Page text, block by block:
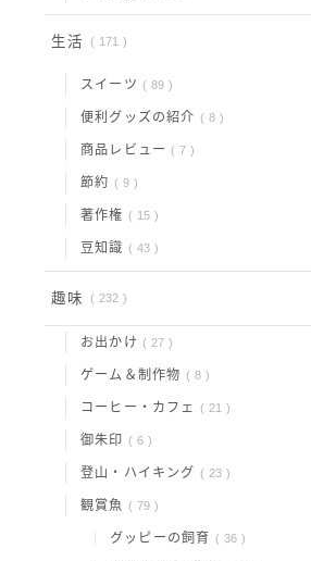
生活 171
スイーツ 89
便利グッズの紹介 8
商品レビュー 7
節約 9
著作権 15
豆知識 43
趣味 232
お出かけ 27
ゲーム＆制作物 8
コーヒー・カフェ 21
御朱印 6
登山・ハイキング 23
観賞魚 79
グッピーの飼育 36